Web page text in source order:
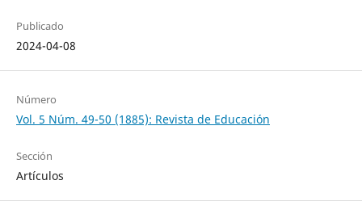
Publicado
2024-04-08
Número
Vol. 5 Núm. 49-50 (1885): Revista de Educación
Sección
Artículos